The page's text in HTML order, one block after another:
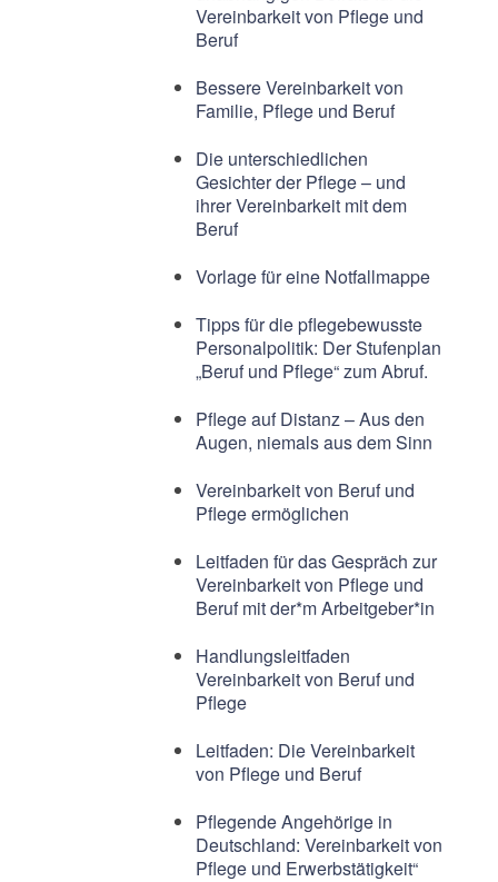
Vereinbarkeit von Pflege und
Beruf
Bessere Vereinbarkeit von
Familie, Pflege und Beruf
Die unterschiedlichen
Gesichter der Pflege – und
ihrer Vereinbarkeit mit dem
Beruf
Vorlage für eine Notfallmappe
Tipps für die pflegebewusste
Personalpolitik: Der Stufenplan
„Beruf und Pflege“ zum Abruf.
Pflege auf Distanz – Aus den
Augen, niemals aus dem Sinn
Vereinbarkeit von Beruf und
Pflege ermöglichen
Leitfaden für das Gespräch zur
Vereinbarkeit von Pflege und
Beruf mit der*m Arbeitgeber*in
Handlungsleitfaden
Vereinbarkeit von Beruf und
Pflege
Leitfaden: Die Vereinbarkeit
von Pflege und Beruf
Pflegende Angehörige in
Deutschland: Vereinbarkeit von
Pflege und Erwerbstätigkeit“